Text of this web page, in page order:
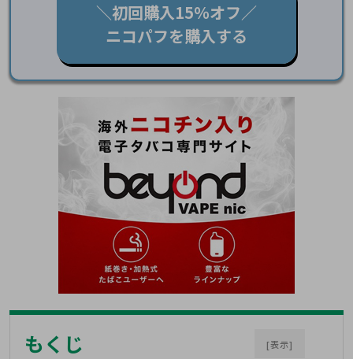
＼初回購入15％オフ／
ニコパフを購入する
もくじ [表示]